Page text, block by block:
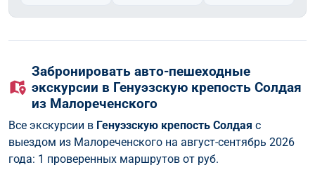
Забронировать авто-пешеходные
экскурсии в Генуэзскую крепость Солдая
из Малореченского
Все экскурсии в Генуэзскую крепость Солдая с
выездом из Малореченского на август-сентябрь 2026
года: 1 проверенных маршрутов от руб.